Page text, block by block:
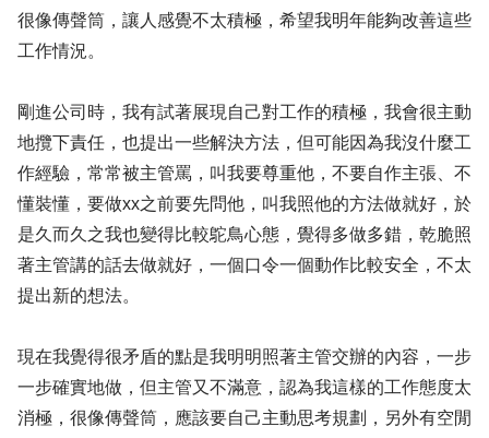
很像傳聲筒，讓人感覺不太積極，希望我明年能夠改善這些
工作情況。
剛進公司時，我有試著展現自己對工作的積極，我會很主動
地攬下責任，也提出一些解決方法，但可能因為我沒什麼工
作經驗，常常被主管罵，叫我要尊重他，不要自作主張、不
懂裝懂，要做xx之前要先問他，叫我照他的方法做就好，於
是久而久之我也變得比較鴕鳥心態，覺得多做多錯，乾脆照
著主管講的話去做就好，一個口令一個動作比較安全，不太
提出新的想法。
現在我覺得很矛盾的點是我明明照著主管交辦的內容，一步
一步確實地做，但主管又不滿意，認為我這樣的工作態度太
消極，很像傳聲筒，應該要自己主動思考規劃，另外有空閒